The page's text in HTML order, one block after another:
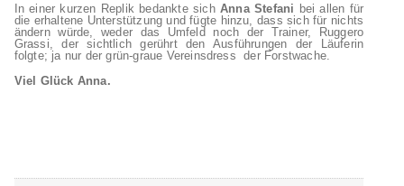
In einer kurzen Replik bedankte sich Anna Stefani bei allen für
die erhaltene Unterstützung und fügte hinzu, dass sich für nichts
ändern würde, weder das Umfeld noch der Trainer, Ruggero
Grassi, der sichtlich gerührt den Ausführungen der Läuferin
folgte; ja nur der grün-graue Vereinsdress der Forstwache.
Viel Glück Anna.